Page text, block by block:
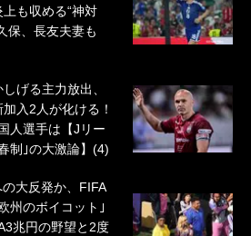
も収める“神対
保、長友夫妻も
げる主力放出、
入2人が化ける！
人選手は【Jリー
制｣の大激論】(4)
大反発か、FIFA
州のボイコット｣
兆円の野望と2度